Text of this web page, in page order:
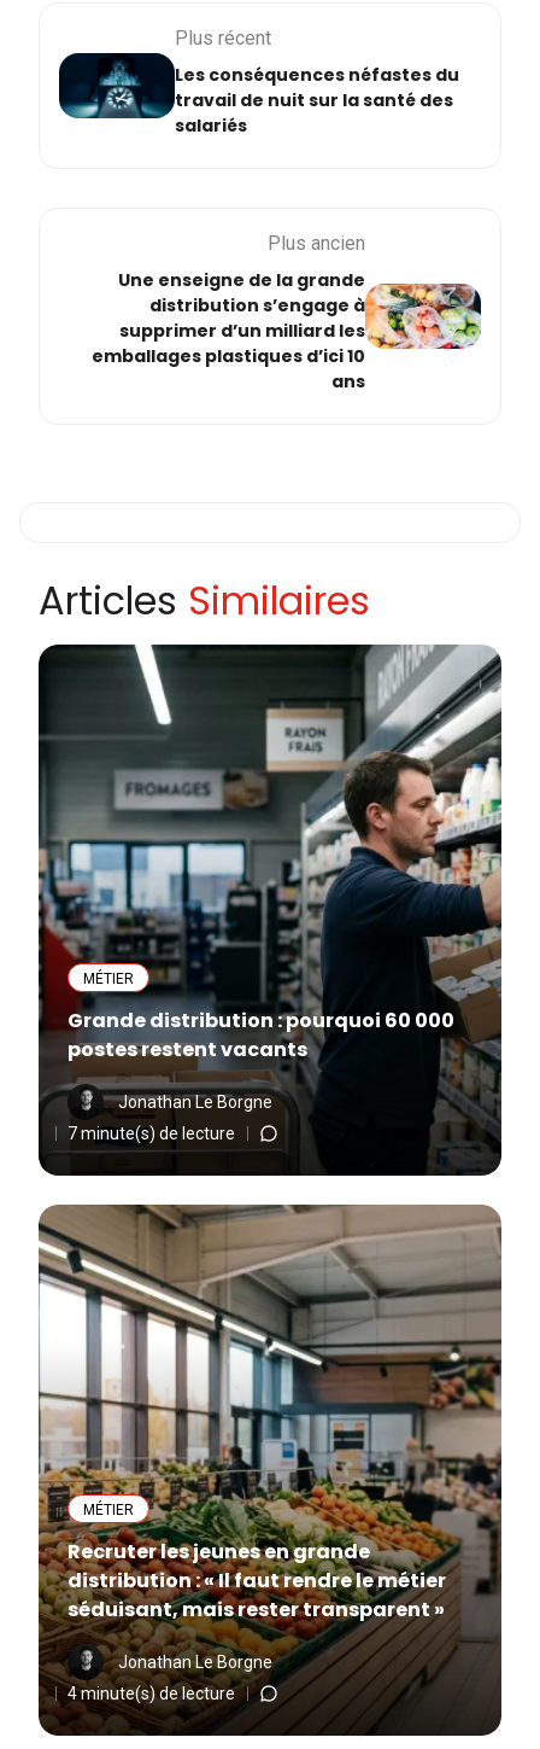
Plus récent
Les conséquences néfastes du
travail de nuit sur la santé des
salariés
Plus ancien
Une enseigne de la grande
distribution s’engage à
supprimer d’un milliard les
emballages plastiques d’ici 10
ans
Articles Similaires
MÉTIER
Grande distribution : pourquoi 60 000
postes restent vacants
Jonathan Le Borgne
7 minute(s) de lecture
MÉTIER
Recruter les jeunes en grande
distribution : « Il faut rendre le métier
séduisant, mais rester transparent »
Jonathan Le Borgne
4 minute(s) de lecture